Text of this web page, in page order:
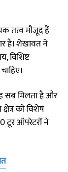
तत्व मौजूद हैं
है। शेखावत ने
विशिष्ट
सब मिलता है और
को विशेष
टूर ऑपरेटरों ने